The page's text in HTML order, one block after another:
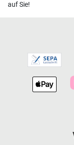
auf Sie!